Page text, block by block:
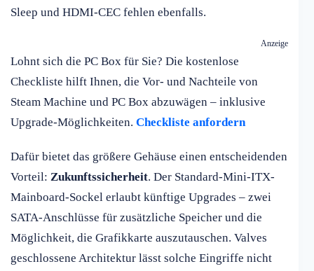
Sleep und HDMI-CEC fehlen ebenfalls.
Anzeige
Lohnt sich die PC Box für Sie? Die kostenlose
Checkliste hilft Ihnen, die Vor- und Nachteile von
Steam Machine und PC Box abzuwägen – inklusive
Upgrade-Möglichkeiten. Checkliste anfordern
Dafür bietet das größere Gehäuse einen entscheidenden
Vorteil: Zukunftssicherheit. Der Standard-Mini-ITX-
Mainboard-Sockel erlaubt künftige Upgrades – zwei
SATA-Anschlüsse für zusätzliche Speicher und die
Möglichkeit, die Grafikkarte auszutauschen. Valves
geschlossene Architektur lässt solche Eingriffe nicht